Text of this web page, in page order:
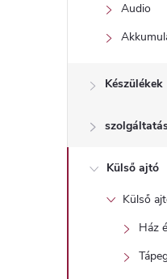
Audio
Készülékek
Külső ajtó
Külső
Ház